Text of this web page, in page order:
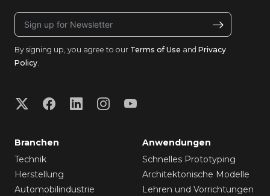
By signing up, you agree to our Terms of Use and Privacy
Policy.
Branchen
Technik
Herstellung
Automobilindustrie
Anwendungen
Schnelles Prototyping
Architektonische Modelle
Lehren und Vorrichtungen